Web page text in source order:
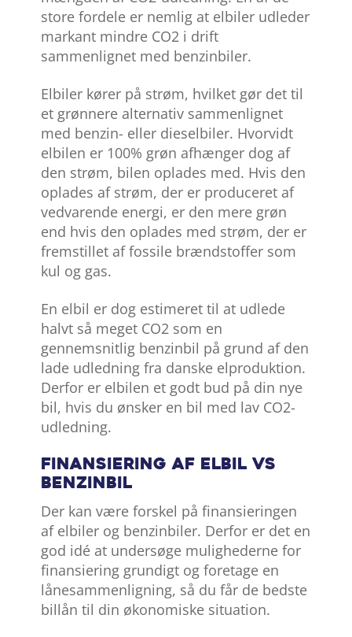
store fordele er nemlig at elbiler udleder
markant mindre CO2 i drift
sammenlignet med benzinbiler.
Elbiler kører på strøm, hvilket gør det til
et grønnere alternativ sammenlignet
med benzin- eller dieselbiler. Hvorvidt
elbilen er 100% grøn afhænger dog af
den strøm, bilen oplades med. Hvis den
oplades af strøm, der er produceret af
vedvarende energi, er den mere grøn
end hvis den oplades med strøm, der er
fremstillet af fossile brændstoffer som
kul og gas.
En elbil er dog estimeret til at udlede
halvt så meget CO2 som en
gennemsnitlig benzinbil på grund af den
lade udledning fra danske elproduktion.
Derfor er elbilen et godt bud på din nye
bil, hvis du ønsker en bil med lav CO2-
udledning.
Finansiering af elbil vs
benzinbil
Der kan være forskel på finansieringen
af elbiler og benzinbiler. Derfor er det en
god idé at undersøge mulighederne for
finansiering grundigt og foretage en
lånesammenligning, så du får de bedste
billån til din økonomiske situation.